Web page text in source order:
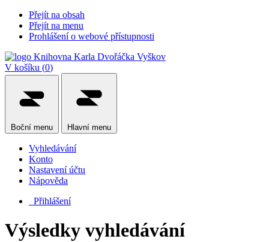
Přejít na obsah
Přejít na menu
Prohlášení o webové přístupnosti
V košíku (0)
Boční menu Hlavní menu
Vyhledávání
Konto
Nastavení účtu
Nápověda
Přihlášení
Výsledky vyhledávání